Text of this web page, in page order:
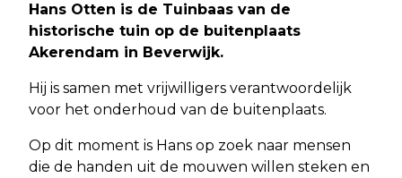
Hans Otten is de Tuinbaas van de
historische tuin op de buitenplaats
Akerendam in Beverwijk.
Hij is samen met vrijwilligers verantwoordelijk
voor het onderhoud van de buitenplaats.
Op dit moment is Hans op zoek naar mensen
die de handen uit de mouwen willen steken en